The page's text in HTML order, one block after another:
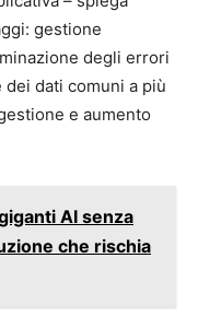
gestione
degli errori
dati comuni a più
e aumento
AI senza
che rischia